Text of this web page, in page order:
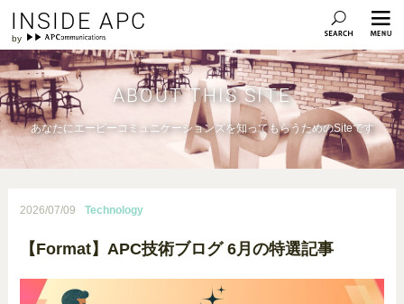
INSIDE APC
ABOUT THIS SITE
あなたにエーピーコミュニケーションズを知ってもらうためのSiteです
2026/07/09 Technology
【Format】APC技術ブログ 6月の特選記事